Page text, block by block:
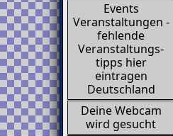
Events
Veranstaltungen -
fehlende
Veranstaltungs-
tipps hier
eintragen
Deutschland
Deine Webcam
wird gesucht